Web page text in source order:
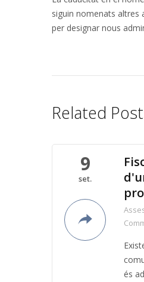
siguin nomenats altres
per designar nous
Related
9
set.
és